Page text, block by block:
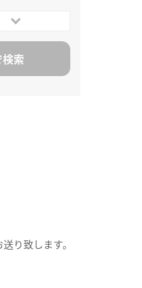
り致します。